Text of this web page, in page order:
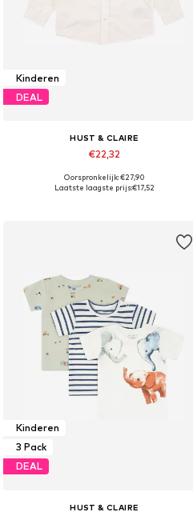
Kinderen
DEAL
HUST & CLAIRE
€22,32
Beschikbaar in vele maten
Oorspronkelijk: €27,90
Laatste laagste prijs:€17,52
Kinderen
3 Pack
DEAL
HUST & CLAIRE